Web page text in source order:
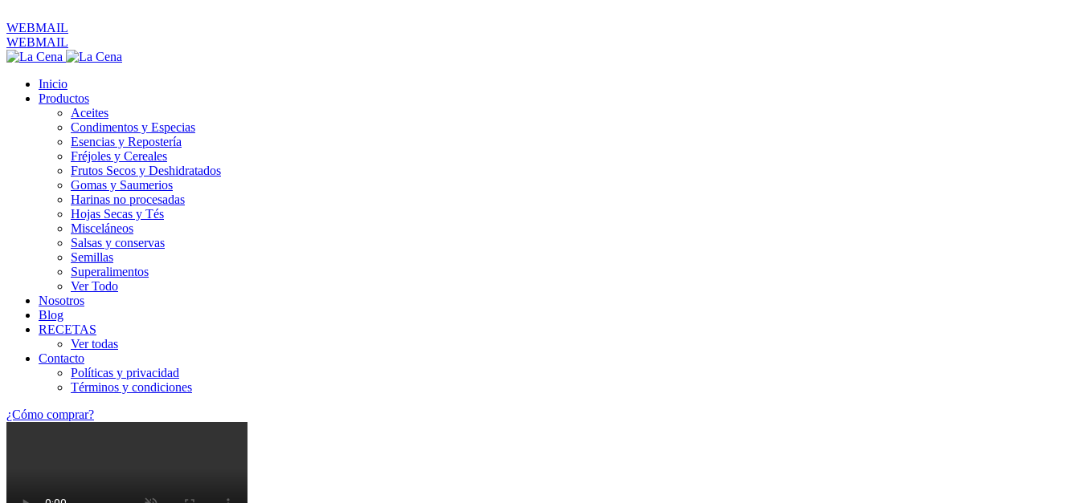
WEBMAIL
WEBMAIL
Inicio
Productos
Aceites
Condimentos y Especias
Esencias y Repostería
Fréjoles y Cereales
Frutos Secos y Deshidratados
Gomas y Saumerios
Harinas no procesadas
Hojas Secas y Tés
Misceláneos
Salsas y conservas
Semillas
Superalimentos
Ver Todo
Nosotros
Blog
RECETAS
Ver todas
Contacto
Políticas y privacidad
Términos y condiciones
¿Cómo comprar?